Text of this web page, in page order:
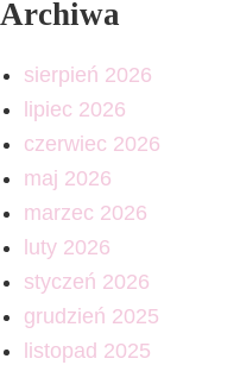
Archiwa
sierpień 2026
lipiec 2026
czerwiec 2026
maj 2026
marzec 2026
luty 2026
styczeń 2026
grudzień 2025
listopad 2025